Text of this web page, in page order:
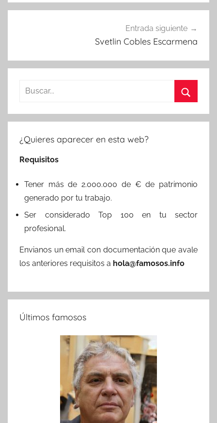
Entrada siguiente
Svetlin Cobles Escarmena
Buscar:
¿Quieres aparecer en esta web?
Requisitos
Tener más de 2.000.000 de € de patrimonio
generado por tu trabajo.
Ser considerado Top 100 en tu sector
profesional.
Envianos un email con documentación que avale
los anteriores requisitos a hola@famosos.info
Últimos famosos